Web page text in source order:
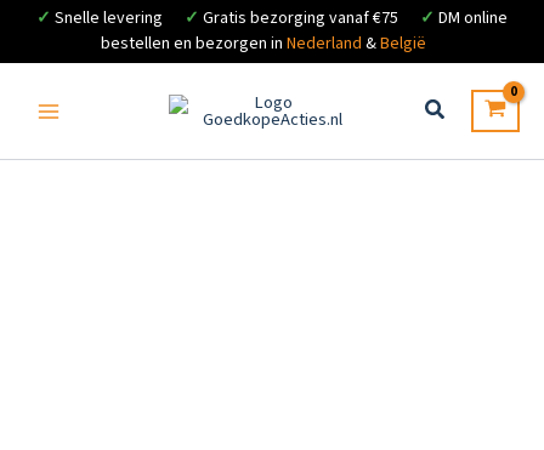
✓ Snelle levering ✓ Gratis bezorging vanaf €75 ✓ DM online
bestellen en bezorgen in Nederland &België
inhoud